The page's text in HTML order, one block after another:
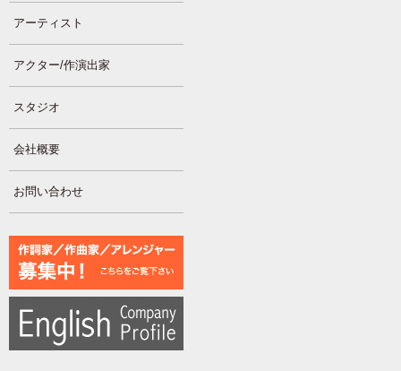
アーティスト
アクター/作演出家
スタジオ
会社概要
お問い合わせ